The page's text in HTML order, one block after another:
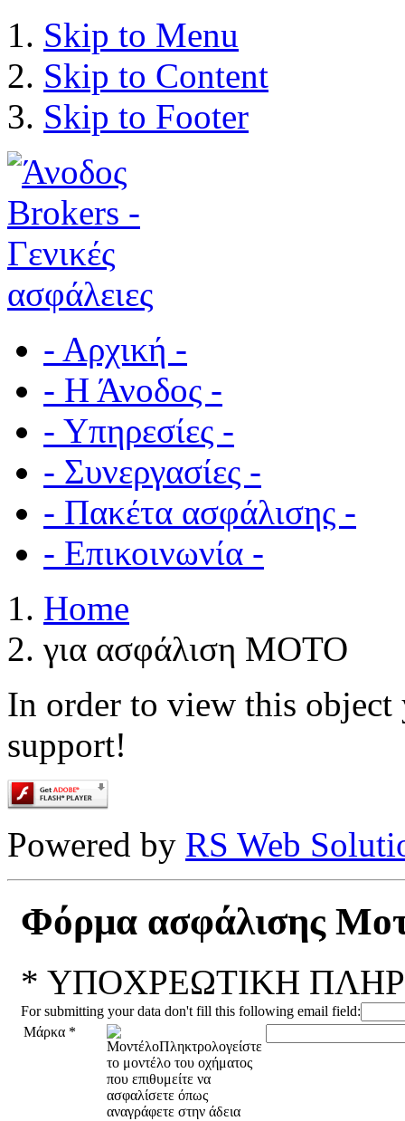
Skip to Menu
Skip to Content
Skip to Footer
- Αρχική -
- Η Άνοδος -
- Υπηρεσίες -
- Συνεργασίες -
- Πακέτα ασφάλισης -
- Επικοινωνία -
Home
για ασφάλιση ΜΟΤΟ
In order to view this object
support!
Powered by RS Web
Φόρμα ασφάλισης
* ΥΠΟΧΡΕΩΤΙΚΗ
For submitting your data don't fill this following email field:
Μάρκα *